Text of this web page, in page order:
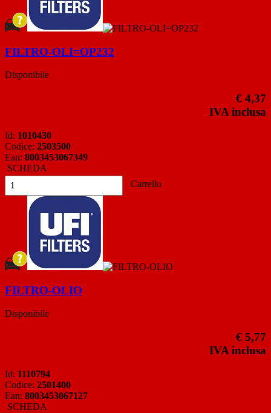
FILTRO-OLI=OP232
Disponibile
€ 4,37
IVA inclusa
Id: 1010430
Codice: 2503500
Ean: 8003453067349
SCHEDA
Carrello
FILTRO-OLIO
Disponibile
€ 5,77
IVA inclusa
Id: 1110794
Codice: 2501400
Ean: 8003453067127
SCHEDA